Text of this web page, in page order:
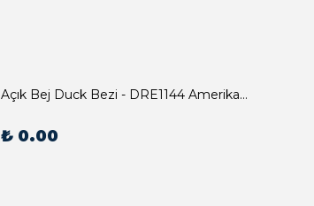
Açık Bej Duck Bezi - DRE1144 Amerikan Servis
₺ 0.00